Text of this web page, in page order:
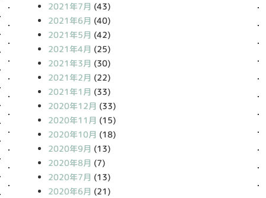
2021年7月 (43)
2021年6月 (40)
2021年5月 (42)
2021年4月 (25)
2021年3月 (30)
2021年2月 (22)
2021年1月 (33)
2020年12月 (33)
2020年11月 (15)
2020年10月 (18)
2020年9月 (13)
2020年8月 (7)
2020年7月 (13)
2020年6月 (21)